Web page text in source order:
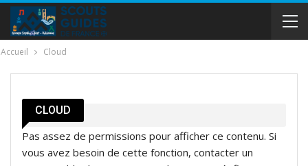
Accueil Cloud
CLOUD
Pas assez de permissions pour afficher ce contenu. Si
vous avez besoin de cette fonction, contacter un